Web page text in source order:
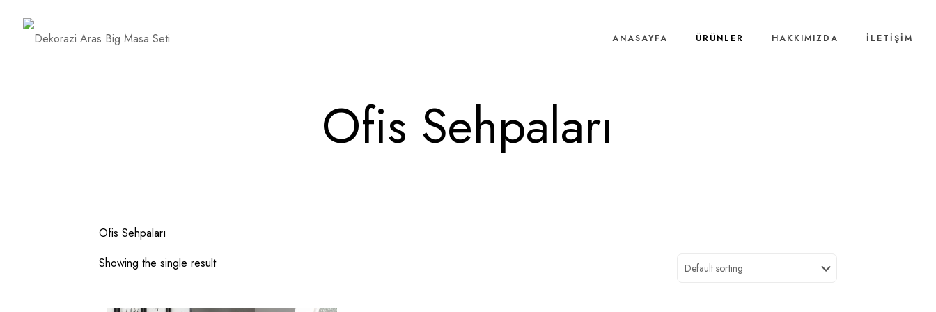
ANASAYFA ÜRÜNLER HAKKIMIZDA İLETİŞİM
Ofis Sehpaları
Ofis Sehpaları
Showing the single result